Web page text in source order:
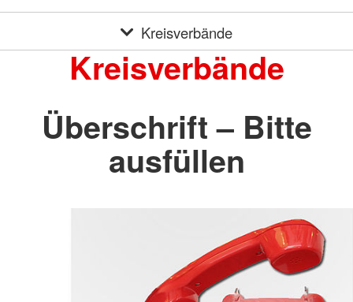
Kreisverbände
Kreisverbände
Überschrift – Bitte
ausfüllen